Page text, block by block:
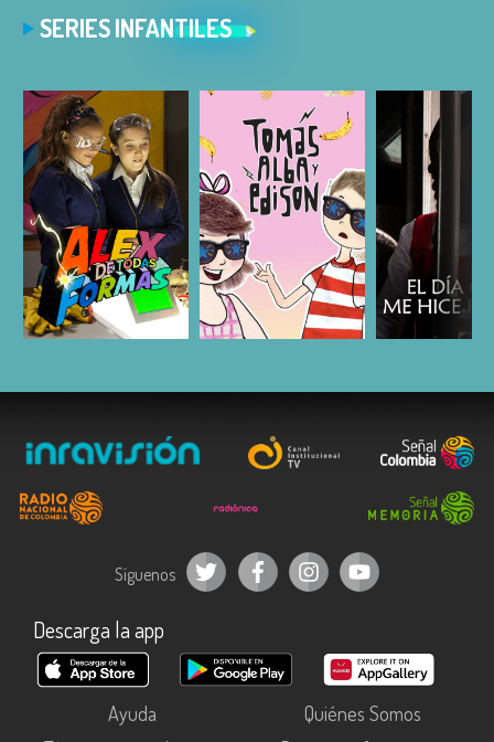
SERIES INFANTILES
ESCUCHAR ESCUCHAR
Síguenos
Descarga la app
Ayuda
Quiénes Somos